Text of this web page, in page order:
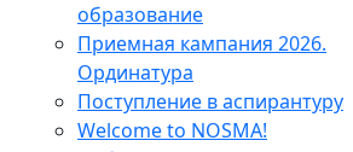
образование
Приемная кампания 2026.
Ординатура
Поступление в аспирантуру
Welcome to NOSMA!